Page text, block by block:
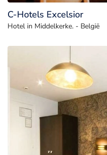
C-Hotels Excelsior
Hotel in Middelkerke. - België